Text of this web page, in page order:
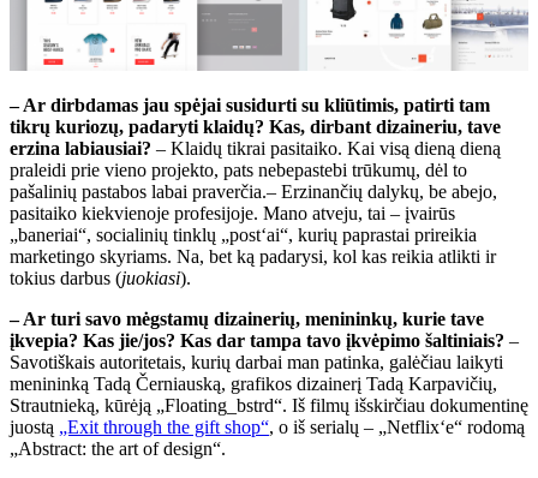
– Ar dirbdamas jau spėjai susidurti su kliūtimis, patirti tam
tikrų kuriozų, padaryti klaidų? Kas, dirbant dizaineriu, tave
erzina labiausiai? – Klaidų tikrai pasitaiko. Kai visą dieną dieną
praleidi prie vieno projekto, pats nebepastebi trūkumų, dėl to
pašalinių pastabos labai praverčia.– Erzinančių dalykų, be abejo,
pasitaiko kiekvienoje profesijoje. Mano atveju, tai – įvairūs
„baneriai“, socialinių tinklų „post‘ai“, kurių paprastai prireikia
marketingo skyriams. Na, bet ką padarysi, kol kas reikia atlikti ir
tokius darbus (juokiasi).
– Ar turi savo mėgstamų dizainerių, menininkų, kurie tave
įkvepia? Kas jie/jos? Kas dar tampa tavo įkvėpimo šaltiniais? –
Savotiškais autoritetais, kurių darbai man patinka, galėčiau laikyti
menininką Tadą Černiauską, grafikos dizainerį Tadą Karpavičių,
Strautnieką, kūrėją „Floating_bstrd“. Iš filmų išskirčiau dokumentinę
juostą „Exit through the gift shop“, o iš serialų – „Netflix‘e“ rodomą
„Abstract: the art of design“.